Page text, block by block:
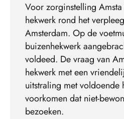
Voor zorginstelling
hekwerk rond het
Amsterdam. Op de
buizenhekwerk
voldeed. De vraag van
hekwerk met een
uitstraling met voldoende
voorkomen dat niet-
bezoeken.